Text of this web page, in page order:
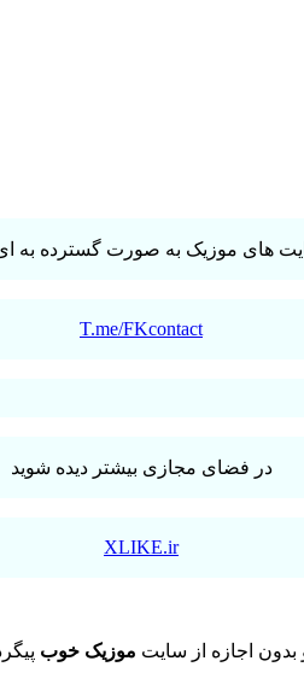
های موزیک به صورت گسترده به ای
T.me/FKcontact
در فضای مجازی بیشتر دیده شوید
XLIKE.ir
اجازه از سایت موزیک خوب